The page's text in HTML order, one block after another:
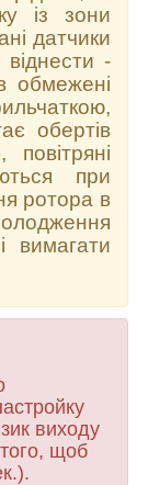
із зони
датчики
віднести -
обмежені
обертів
при
ротора в
вимагати
виходу
щоб